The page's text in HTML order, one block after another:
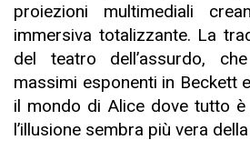
proiezioni multimediali
immersiva totalizzante. La
del teatro dell’assurdo,
massimi esponenti in Beckett
il mondo di Alice dove tutto
l’illusione sembra più vera